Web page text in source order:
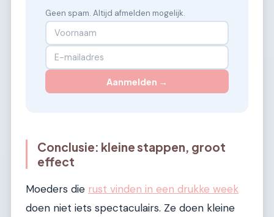
Geen spam. Altijd afmelden mogelijk.
Aanmelden →
Conclusie: kleine stappen, groot
effect
Moeders die rust vinden in een drukke week
doen niet iets spectaculairs. Ze doen kleine